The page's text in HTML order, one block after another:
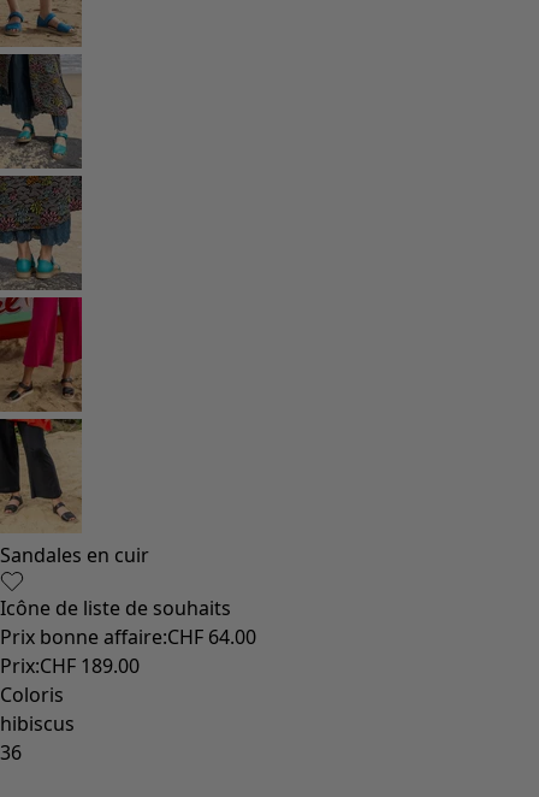
Sandales en cuir
Icône de liste de souhaits
Prix bonne affaire:CHF 64.00
Prix:CHF 189.00
Coloris
hibiscus
36